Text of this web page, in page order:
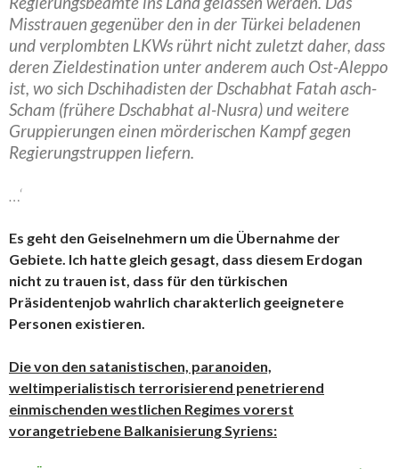
Misstrauen gegenüber den in der Türkei beladenen
und verplombten LKWs rührt nicht zuletzt daher, dass
deren Zieldestination unter anderem auch Ost-Aleppo
ist, wo sich Dschihadisten der Dschabhat Fatah asch-
Scham (frühere Dschabhat al-Nusra) und weitere
Gruppierungen einen mörderischen Kampf gegen
Regierungstruppen liefern.
…‘
Es geht den Geiselnehmern um die Übernahme der
Gebiete. Ich hatte gleich gesagt, dass diesem Erdogan
nicht zu trauen ist, dass für den türkischen
Präsidentenjob wahrlich charakterlich geeignetere
Personen existieren.
Die von den satanistischen, paranoiden,
weltimperialistisch terrorisierend penetrierend
einmischenden westlichen Regimes vorerst
vorangetriebene Balkanisierung Syriens: